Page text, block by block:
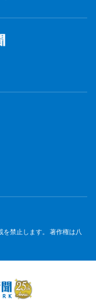
禁止します。 著作権は八